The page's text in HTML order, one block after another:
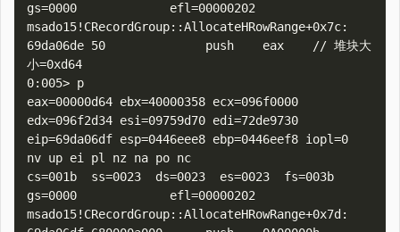
gs=0000             efl=00000202
msado15!CRecordGroup::AllocateHRowRange+0x7c:
69da06de 50              push    eax    // 堆块大
小=0xd64
0:005> p
eax=00000d64 ebx=40000358 ecx=096f0000
edx=096f2d34 esi=09759d70 edi=72de9730
eip=69da06df esp=0446eee8 ebp=0446eef8 iopl=0
nv up ei pl nz na po nc
cs=001b  ss=0023  ds=0023  es=0023  fs=003b
gs=0000             efl=00000202
msado15!CRecordGroup::AllocateHRowRange+0x7d: